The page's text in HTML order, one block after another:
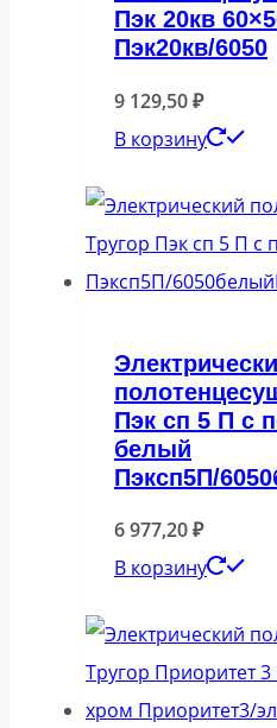
Пэк 20кв
Пэк20кв/6050
9 129,50₽
В корзину
Пэк сп 5 П с
белый
Пэксп5П/
6 977,20₽
В корзину